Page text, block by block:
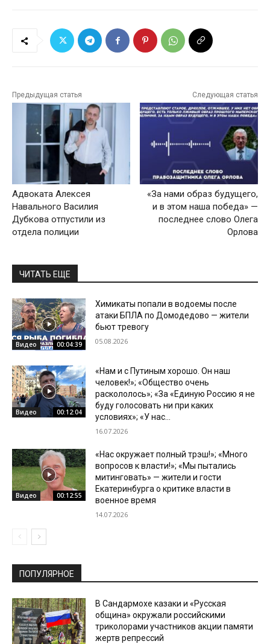
Предыдущая статья
Адвоката Алексея
Навального Василия
Дубкова отпустили из
отдела полиции
Следующая статья
«За нами образ будущего,
и в этом наша победа» —
последнее слово Олега
Орлова
ЧИТАТЬ ЕЩЕ
Видео 00:04:39
Химикаты попали в водоемы после
атаки БПЛА по Домодедово — жители
бьют тревогу
05.08.2026
Видео 00:12:04
«Нам и с Путиным хорошо. Он наш
человек!»; «Общество очень
раскололось»; «За «Единую Россию я не
буду голосовать ни при каких
условиях»; «У нас...
16.07.2026
Видео 00:12:55
«Нас окружает полный трэш!»; «Много
вопросов к власти!»; «Мы пытались
митинговать» — жители и гости
Екатеринбурга о критике власти в
военное время
14.07.2026
ПОПУЛЯРНОЕ
В Сандармохе казаки и «Русская
община» окружали российскими
триколорами участников акции памяти
жертв репрессий